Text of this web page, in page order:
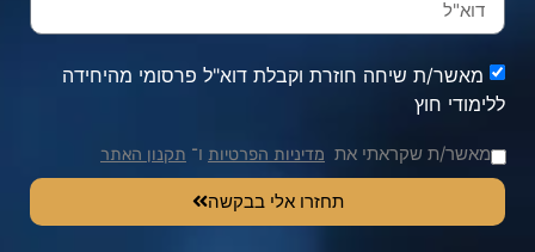
מאשר/ת שיחה חוזרת וקבלת דוא"ל פרסומי מהיחידה
ללימודי חוץ
מאשר/ת שקראתי את מדיניות הפרטיות ו־ תקנון האתר
תחזרו אלי בבקשה